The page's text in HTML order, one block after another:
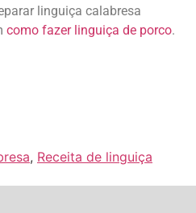
linguiça calabresa
como fazer linguiça de porco.
, Receita de linguiça